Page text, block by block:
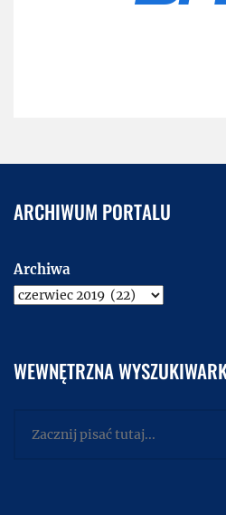
ARCHIWUM PORTALU
Archiwa
WEWNĘTRZNA